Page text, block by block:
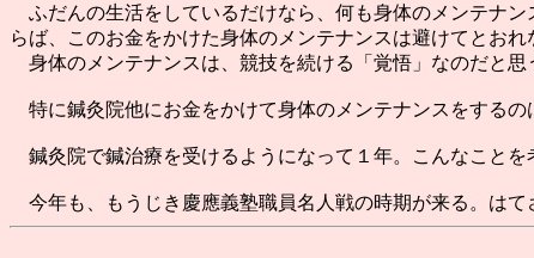
ふだんの生活をしているだけなら、何も身体のメンテナ
らば、このお金をかけた身体のメンテナンスは避けてとおれ
身体のメンテナンスは、競技を続ける「覚悟」なのだと思
特に鍼灸院他にお金をかけて身体のメンテナンスをするの
鍼灸院で鍼治療を受けるようになって１年。こんなことを
今年も、もうじき慶應義塾職員名人戦の時期が来る。は